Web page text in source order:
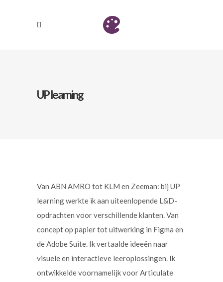
UP learning
Van ABN AMRO tot KLM en Zeeman: bij UP
learningwerkte ik aan uiteenlopende L&D-
opdrachten voor verschillende klanten. Van
concept op papier tot uitwerking in Figma en
de Adobe Suite. Ik vertaalde ideeën naar
visuele en interactieve leeroplossingen. Ik
ontwikkelde voornamelijk voor Articulate